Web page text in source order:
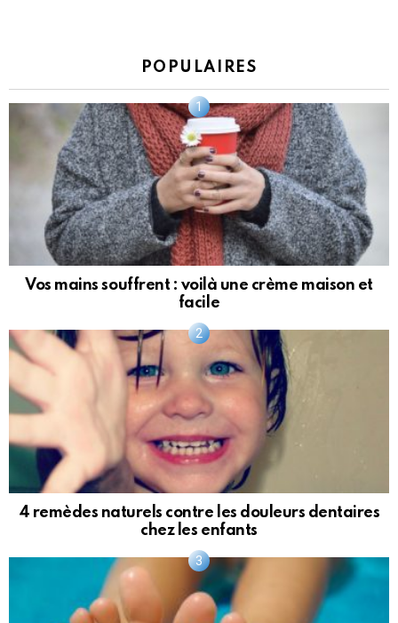
POPULAIRES
Vos mains souffrent : voilà une crème maison et
facile
4 remèdes naturels contre les douleurs dentaires
chez les enfants